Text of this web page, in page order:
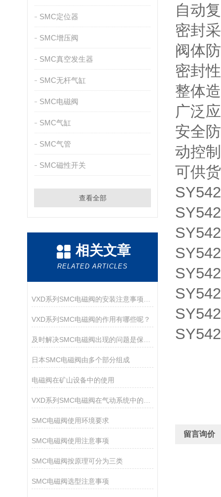
SMC定位器
SMC增压阀
SMC真空发生器
SMC无杆气缸
SMC电磁阀
SMC气缸
SMC气管
SMC磁性开关
查看全部
相关文章
RELATED ARTICLES
VXD系列SMC电磁阀的作用有哪些呢？
日本SMC电磁阀由多个部分组成
电磁阀在矿山设备中的使用
SMC电磁阀使用环境要求
SMC电磁阀使用注意事项
SMC电磁阀按原理可分为三类
SMC电磁阀选型注意事项
自动
密封
阀体
密封
整体
广泛
安全
动控
可供
留言询价